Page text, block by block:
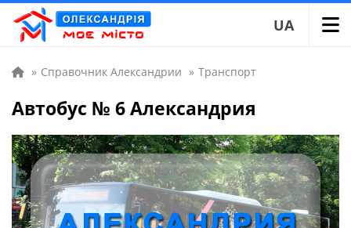
UA
» Справочник Александрии » Транспорт
Автобус № 6 Александрия